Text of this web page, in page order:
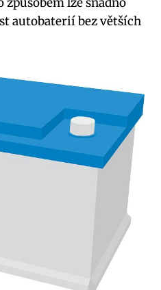
autobaterií bez větších